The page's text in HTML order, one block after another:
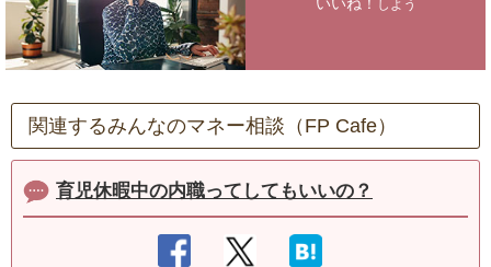
しよう
関連するみんなのマネー相談（FP Cafe）
育児休暇中の内職ってしてもいいの？